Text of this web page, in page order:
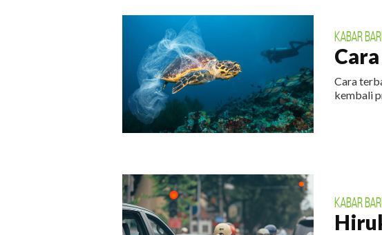
KABAR
Cara
kembali
KABAR